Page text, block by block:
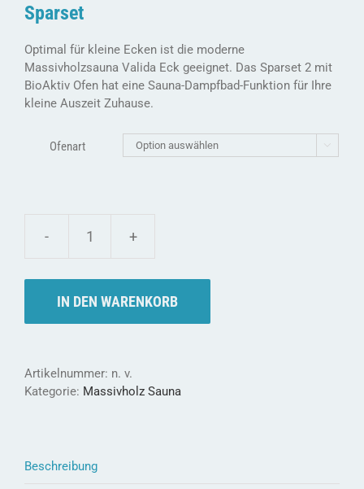
Sparset
Optimal für kleine Ecken ist die moderne
Massivholzsauna Valida Eck geeignet. Das Sparset 2 mit
BioAktiv Ofen hat eine Sauna-Dampfbad-Funktion für Ihre
kleine Auszeit Zuhause.
Ofenart 
Weka
VALIDA
Eck
Menge
IN DEN WARENKORB
Artikelnummer: n. v.
Kategorie: Massivholz Sauna
Beschreibung